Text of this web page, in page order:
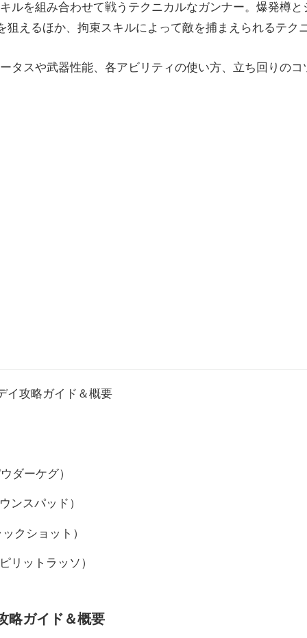
ルを組み合わせて戦うテクニカルなガンナー。爆発樽と
狙えるほか、拘束スキルによって敵を捕まえられるテク
タスや武器性能、各アビリティの使い方、立ち回りのコ
イ攻略ガイド＆概要
ダーケグ）
ンスパッド）
クショット）
リットラッソ）
略ガイド＆概要